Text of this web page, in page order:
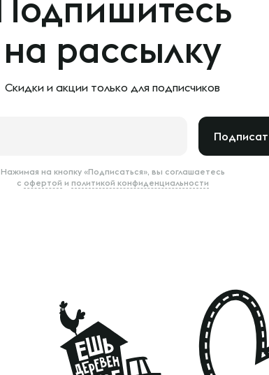
Подпишитесь
на рассылку
Скидки и акции только для подписчиков
Нажимая на кнопку «Подписаться», вы соглашаетесь
с офертой и политикой конфиденциальности